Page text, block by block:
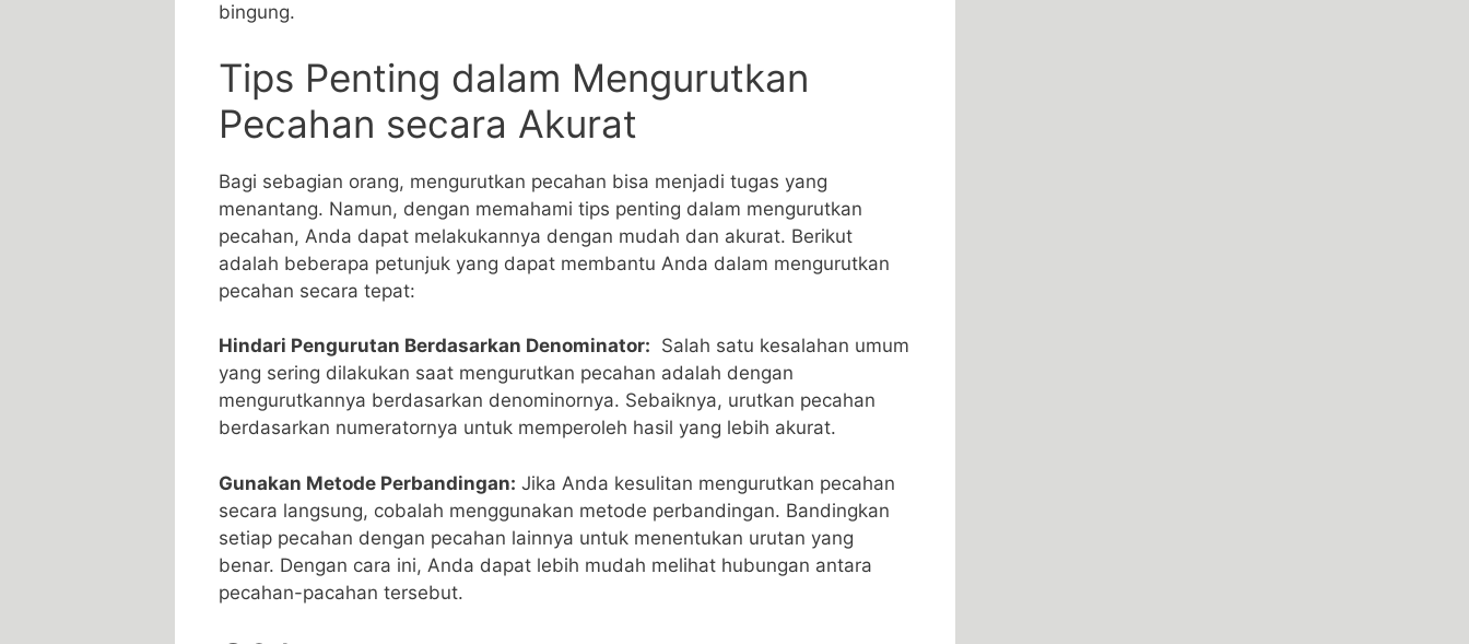
bingung.
Tips Penting dalam ‌Mengurutkan
Pecahan secara Akurat
Bagi sebagian orang, mengurutkan ⁢pecahan bisa menjadi tugas ⁢yang
menantang. Namun, dengan memahami tips ⁣penting dalam mengurutkan
pecahan, Anda dapat melakukannya dengan mudah dan akurat. Berikut
adalah‌ beberapa petunjuk ​yang ⁢dapat membantu ​Anda dalam mengurutkan
pecahan secara tepat:
Hindari Pengurutan Berdasarkan Denominator: ⁣ Salah‍ satu kesalahan umum
yang ⁣sering dilakukan saat mengurutkan⁣ pecahan adalah dengan​
mengurutkannya berdasarkan denominornya. ⁣Sebaiknya,‍ urutkan pecahan
berdasarkan numeratornya ‌untuk memperoleh hasil yang lebih ⁣akurat.
Gunakan Metode Perbandingan: Jika Anda kesulitan mengurutkan pecahan
secara langsung, cobalah‍ menggunakan metode​ perbandingan. Bandingkan
setiap pecahan dengan ⁤pecahan⁣ lainnya ‌untuk menentukan urutan‍ yang
benar. Dengan​ cara ini, ​Anda dapat lebih mudah melihat hubungan antara
pecahan-pacahan tersebut.